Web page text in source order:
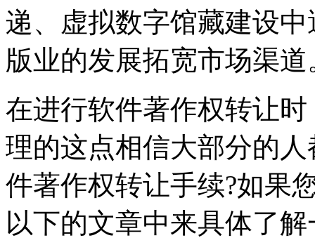
递、虚拟数字馆藏建设
版业的发展拓宽市场渠道
在进行软件著作权转让
理的这点相信大部分的
件著作权转让手续?如果
以下的文章中来具体了